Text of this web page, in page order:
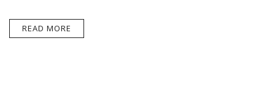
READ MORE